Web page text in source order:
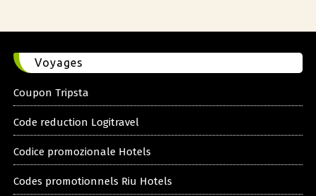
Voyages
Coupon Tripsta
Code reduction Logitravel
Codice promozionale Hotels
Codes promotionnels Riu Hotels